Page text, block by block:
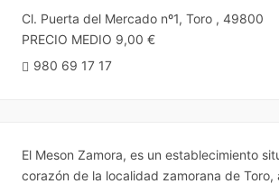
Cl. Puerta del Mercado nº1, Toro , 49800
PRECIO MEDIO 9,00 €
980 69 17 17
El Meson Zamora, es un establecimiento
corazón de la localidad zamorana de Toro,